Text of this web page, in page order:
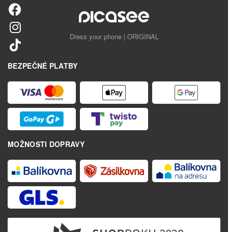
Dress your phone | ORIGINAL
BEZPEČNÉ PLATBY
MOŽNOSTI DOPRAVY